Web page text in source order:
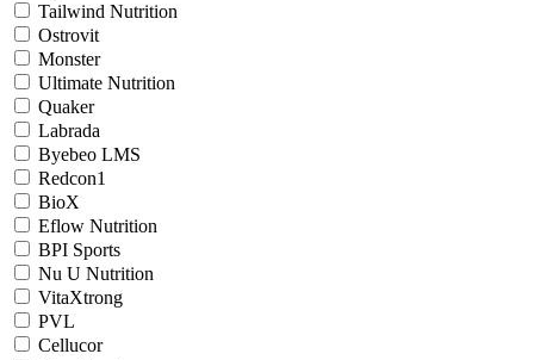
Tailwind Nutrition
Ostrovit
Monster
Ultimate Nutrition
Quaker
Labrada
Byebeo LMS
Redcon1
BioX
Eflow Nutrition
BPI Sports
Nu U Nutrition
VitaXtrong
PVL
Cellucor